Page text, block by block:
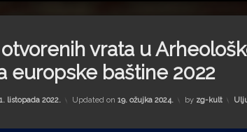
otvorenih vrata u
europske baštine 2022
1. listopada 2022. Updated on 19. ožujka 2024. by zg-kult